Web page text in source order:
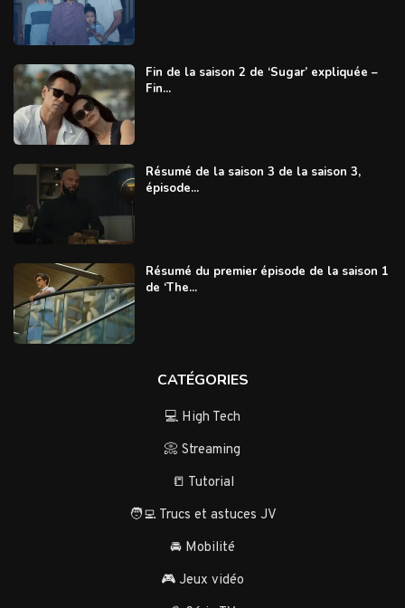
Fin de la saison 2 de ‘Sugar’ expliquée –
Fin...
Résumé de la saison 3 de la saison 3,
épisode...
Résumé du premier épisode de la saison 1
de ‘The...
CATÉGORIES
💻 High Tech
📀 Streaming
📒 Tutorial
🧑‍💻 Trucs et astuces JV
🚘 Mobilité
🎮 Jeux vidéo